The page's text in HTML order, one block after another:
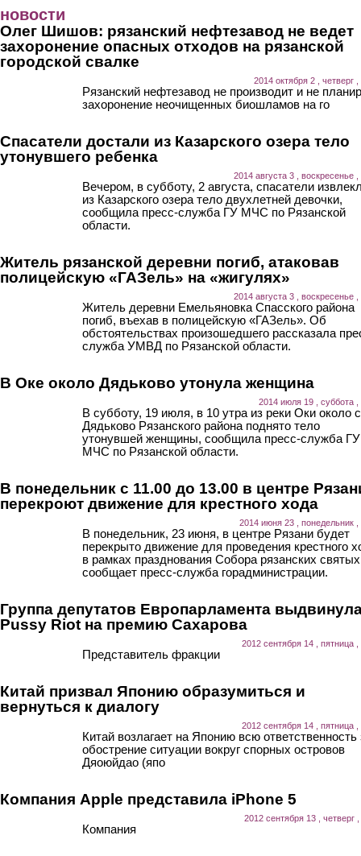
новости
Олег Шишов: рязанский нефтезавод не ведет
захоронение опасных отходов на рязанской
городской свалке
2014 октября 2 , четверг
Рязанский нефтезавод не производит и не
захоронение неочищенных биошламов на го
Спасатели достали из Казарского озера тело
утонувшего ребенка
2014 августа 3 , воскресенье ,
Вечером, в субботу, 2 августа, спасатели
из Казарского озера тело двухлетней девочки,
сообщила пресс-служба ГУ МЧС по Рязанской
области.
Житель рязанской деревни погиб, атаковав
полицейскую «ГАЗель» на «жигулях»
2014 августа 3 , воскресенье ,
Житель деревни Емельяновка Спасского района
погиб, въехав в полицейскую «ГАЗель». Об
обстоятельствах произошедшего рассказала
служба УМВД по Рязанской области.
В Оке около Дядьково утонула женщина
2014 июля 19 , суббота ,
В субботу, 19 июля, в 10 утра из реки Оки около
Дядьково Рязанского района поднято тело
утонувшей женщины, сообщила пресс-служба ГУ
МЧС по Рязанской области.
В понедельник с 11.00 до 13.00 в центре
перекроют движение для крестного хода
2014 июня 23 , понедельник ,
В понедельник, 23 июня, в центре Рязани будет
перекрыто движение для проведения крестного
в рамках празднования Собора рязанских
сообщает пресс-служба горадминистрации.
Группа депутатов Европарламента
Pussy Riot на премию Сахарова
2012 сентября 14 , пятница ,
Представитель фракции
Китай призвал Японию образумиться и
вернуться к диалогу
2012 сентября 14 , пятница ,
Китай возлагает на Японию всю ответственность
обострение ситуации вокруг спорных островов
Дяоюйдао (япо
Компания Apple представила iPhone 5
2012 сентября 13 , четверг ,
Компания